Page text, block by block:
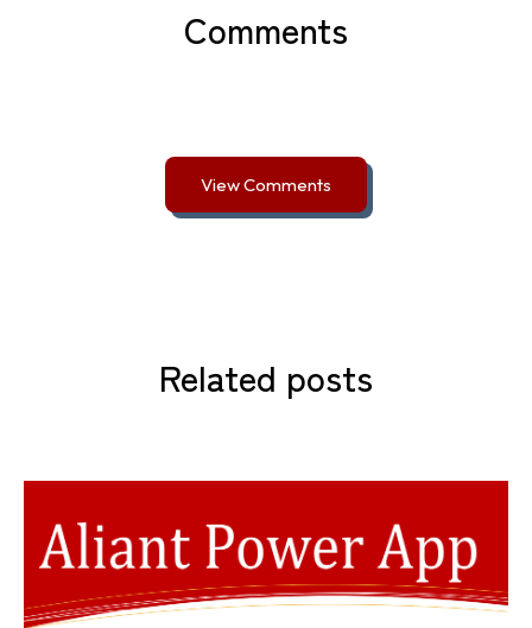
Comments
View Comments
Related posts